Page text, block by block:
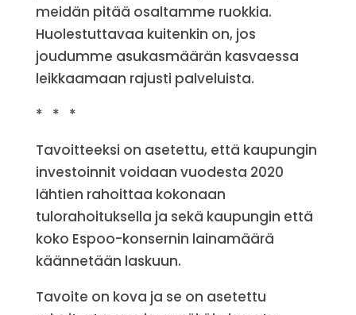
meidän pitää osaltamme ruokkia.
Huolestuttavaa kuitenkin on, jos
joudumme asukasmäärän kasvaessa
leikkaamaan rajusti palveluista.
* * *
Tavoitteeksi on asetettu, että kaupungin
investoinnit voidaan vuodesta 2020
lähtien rahoittaa kokonaan
tulorahoituksella ja sekä kaupungin että
koko Espoo-konsernin lainamäärä
käännetään laskuun.
Tavoite on kova ja se on asetettu